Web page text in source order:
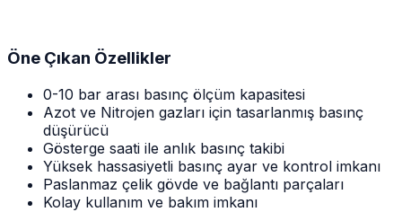
Öne Çıkan Özellikler
0-10 bar arası basınç ölçüm kapasitesi
Azot ve Nitrojen gazları için tasarlanmış basınç
düşürücü
Gösterge saati ile anlık basınç takibi
Yüksek hassasiyetli basınç ayar ve kontrol imkanı
Paslanmaz çelik gövde ve bağlantı parçaları
Kolay kullanım ve bakım imkanı